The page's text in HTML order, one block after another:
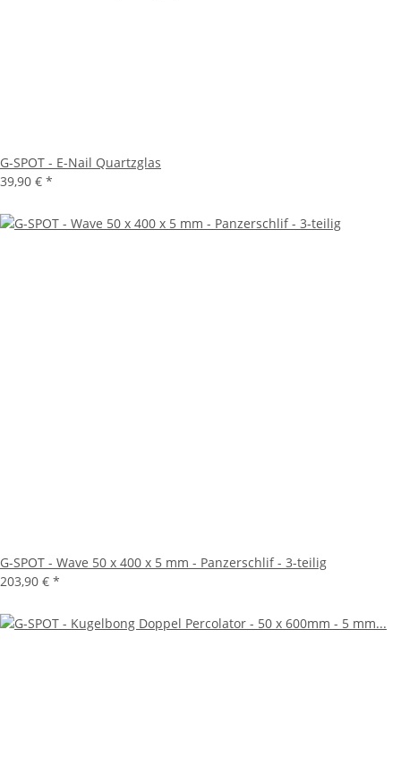
G-SPOT - E-Nail Quartzglas
39,90 € *
G-SPOT - Wave 50 x 400 x 5 mm - Panzerschlif - 3-teilig
203,90 € *